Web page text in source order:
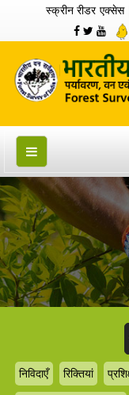
स्क्रीन रीडर एक्सेस
निविदाएँ रिक्तियां